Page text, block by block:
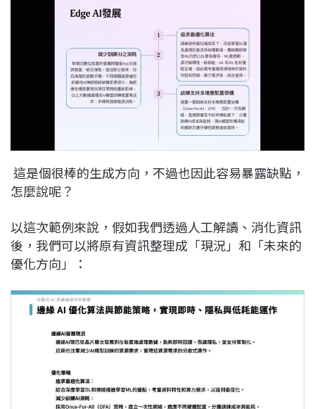
這是個很棒的生成方向，不過也因此容易暴露缺點，
怎麼說呢？
以這次範例來說，假如我們透過人工解讀、消化資訊
後，我們可以將原有資訊整理成「現況」和「未來的
優化方向」：